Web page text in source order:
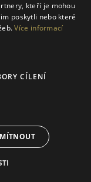
kteří je mohou
poskytli nebo které
Více informací
CÍLENÍ